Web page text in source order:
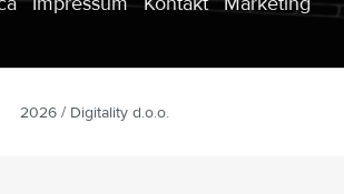
2026 / Digitality d.o.o.